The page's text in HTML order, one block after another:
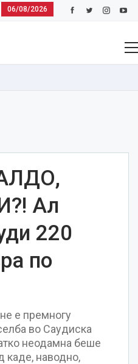
06/08/2026
Ал
220
по
е премногу
во Саудиска
неодамна беше
каде, наводно,